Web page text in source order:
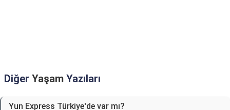
Diğer Yaşam Yazıları
Yun Express Türkiye'de var mı?